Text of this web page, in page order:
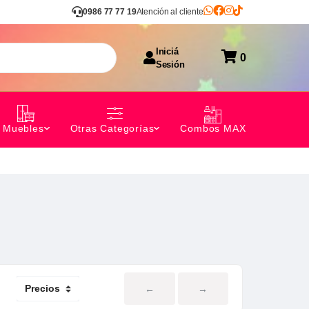
0986 77 77 19Atención al cliente
Iniciá
Sesión
0
Muebles Otras Categorías Combos MAX
← →